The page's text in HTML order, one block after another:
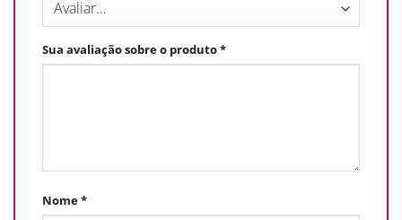
Sua avaliação sobre o produto*
Nome*